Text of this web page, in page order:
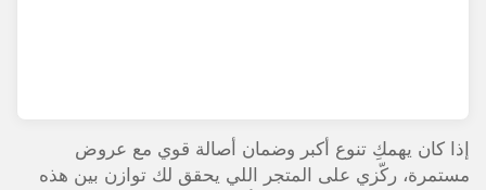
إذا كان يهمكِ تنوع أكبر وضمان أصالة قوي مع عروض
مستمرة، ركّزي على المتجر اللي يحقق لك توازن بين هذه